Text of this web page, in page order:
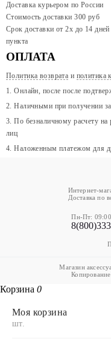
Доставка курьером по России
Стоимость доставки 300 руб
Срок доставки от 2х до 14 дней
пункта
ОПЛАТА
Политика возврата и политика
1. Онлайн, после после
2. Наличными при получении
3. По безналичному расчету
лиц
4. Наложенным платежом для
Интернет-
Доставка по
Пн-Пт:
Магазин
Корзина 0
Моя корзина
шт.